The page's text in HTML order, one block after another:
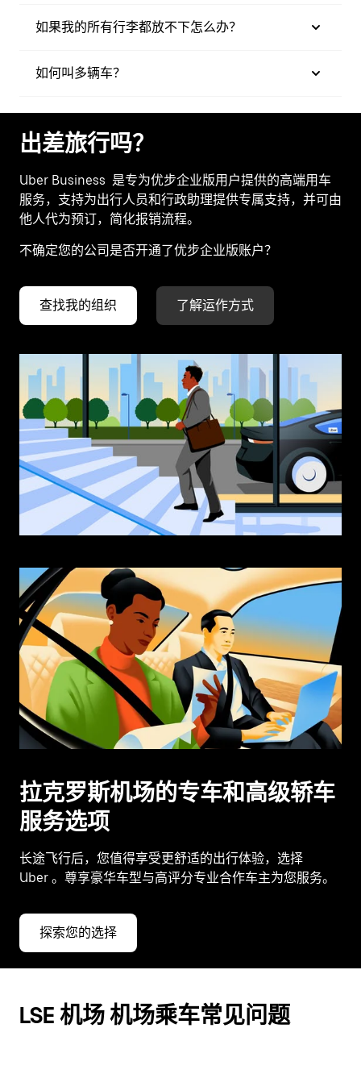
如果我的所有行李都放不下怎么办？
如何叫多辆车？
出差旅行吗？
Uber Business 是专为优步企业版用户提供的高端用车
服务，支持为出行人员和行政助理提供专属支持，并可由
他人代为预订，简化报销流程。
不确定您的公司是否开通了优步企业版账户？
查找我的组织 了解运作方式
拉克罗斯机场的专车和高级轿车
服务选项
长途飞行后，您值得享受更舒适的出行体验，选择
Uber 。尊享豪华车型与高评分专业合作车主为您服务。
探索您的选择
LSE 机场 机场乘车常见问题